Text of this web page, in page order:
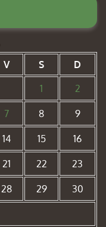
V S
D
1
2
7 8 9
14 15 16
21 22 23
28 29 30